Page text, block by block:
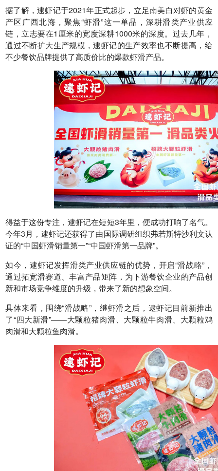
据了解，逮虾记于2021年正式起步，立足南美白对虾的黄金
产区广西北海，聚焦“虾滑”这一单品，深耕滑类产业供应
链，立志要在1厘米的宽度深耕1000米的深度。过去几年，
通过不断扩大生产规模，逮虾记的生产效率也不断提高，给
不少餐饮品牌提供了高质价比的爆款虾滑产品。
得益于这份专注，逮虾记在短短3年里，便成功打响了名气。
今年3月，逮虾记还获得了由国际调研组织弗若斯特沙利文认
证的“中国虾滑销量第一”“中国虾滑第一品牌”。
如今，逮虾记发挥滑类产业供应链的优势，开启“滑战略”，
通过拓宽滑赛道、丰富产品矩阵，为下游餐饮企业的产品创
新和市场竞争维度的升级，带来了新的想象空间。
具体来看，围绕“滑战略”，继虾滑之后，逮虾记目前新推出
了“四大新滑”——大颗粒猪肉滑、大颗粒牛肉滑、大颗粒鸡
肉滑和大颗粒鱼肉滑。